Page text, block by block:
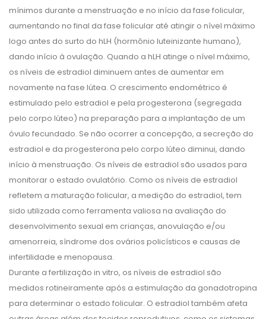
mínimos durante a menstruação e no início da fase folicular,
aumentando no final da fase folicular até atingir o nível máximo
logo antes do surto do hLH (hormônio luteinizante humano),
dando início à ovulação. Quando a hLH atinge o nível máximo,
os níveis de estradiol diminuem antes de aumentar em
novamente na fase lútea. O crescimento endométrico é
estimulado pelo estradiol e pela progesterona (segregada
pelo corpo lúteo) na preparação para a implantação de um
óvulo fecundado. Se não ocorrer a concepção, a secreção do
estradiol e da progesterona pelo corpo lúteo diminui, dando
início à menstruação. Os níveis de estradiol são usados para
monitorar o estado ovulatório. Como os níveis de estradiol
refletem a maturação folicular, a medição do estradiol, tem
sido utilizada como ferramenta valiosa na avaliação do
desenvolvimento sexual em crianças, anovulação e/ou
amenorreia, síndrome dos ovários policísticos e causas de
infertilidade e menopausa.
Durante a fertilização in vitro, os níveis de estradiol são
medidos rotineiramente após a estimulação da gonadotropina
para determinar o estado folicular. O estradiol também afeta